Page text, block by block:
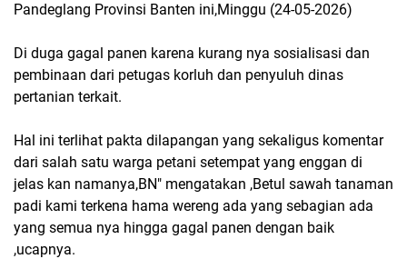
Pandeglang Provinsi Banten ini,Minggu (24-05-2026)
Di duga gagal panen karena kurang nya sosialisasi dan
pembinaan dari petugas korluh dan penyuluh dinas
pertanian terkait.
Hal ini terlihat pakta dilapangan yang sekaligus komentar
dari salah satu warga petani setempat yang enggan di
jelas kan namanya,BN" mengatakan ,Betul sawah tanaman
padi kami terkena hama wereng ada yang sebagian ada
yang semua nya hingga gagal panen dengan baik
,ucapnya.